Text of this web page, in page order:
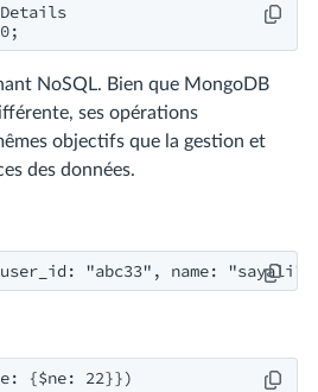
NoSQL. Bien que MongoDB
ses opérations
objectifs que la gestion et
des données.
"abc33", name:
{$ne: 22}})